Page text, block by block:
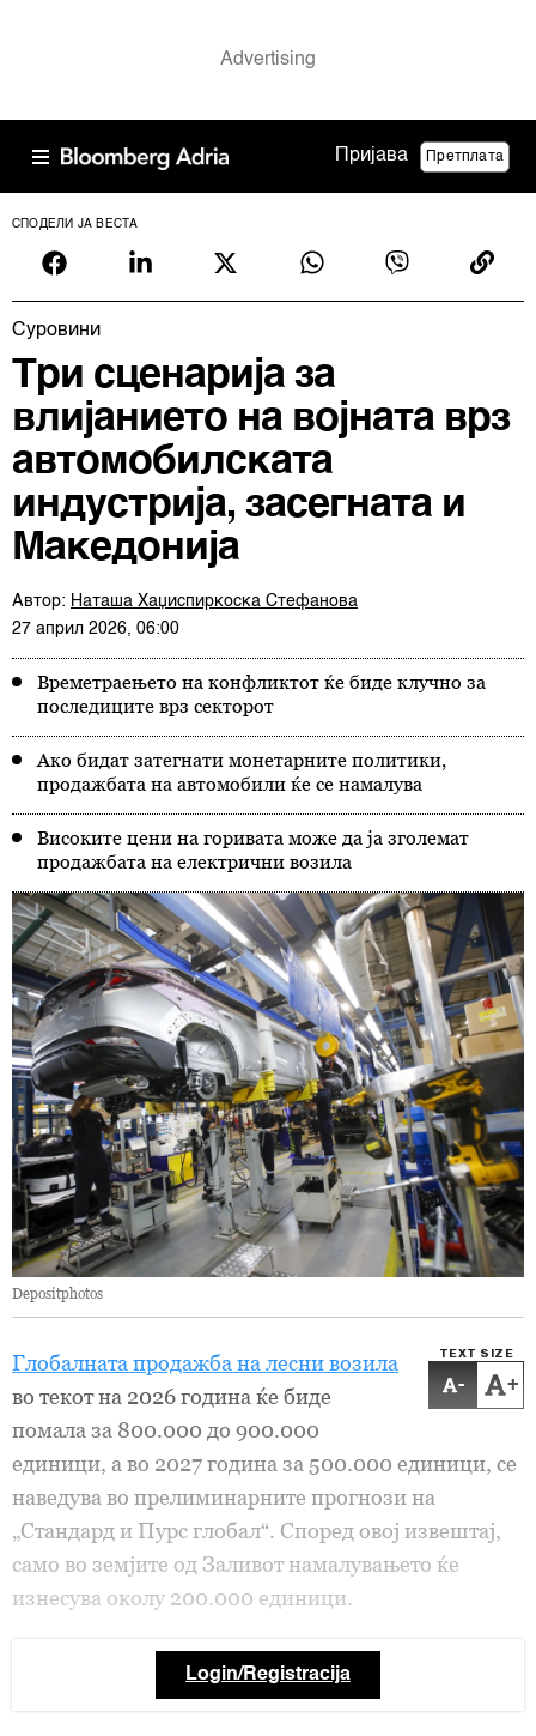
Пријава Претплата
СПОДЕЛИ ЈА ВЕСТА
Суровини
Три сценарија за
влијанието на војната врз
автомобилската
индустрија, засегната и
Македонија
Автор: Наташа Хаџиспиркоска Стефанова
27 април 2026, 06:00
Времетраењето на конфликтот ќе биде клучно за
последиците врз секторот
Ако бидат затегнати монетарните политики,
продажбата на автомобили ќе се намалува
Високите цени на горивата може да ја зголемат
продажбата на електрични возила
Depositphotos
TEXT SIZE
- +
Глобалната продажба на лесни возила
во текот на 2026 година ќе биде
помала за 800.000 до 900.000
единици, а во 2027 година за 500.000 единици, се
наведува во прелиминарните прогнози на
„Стандард и Пурс глобал“. Според овој извештај,
само во земјите од Заливот намалувањето ќе
изнесува околу 200.000 единици.
Login/Registracija